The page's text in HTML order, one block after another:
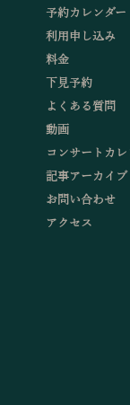
予約カレンダー
利用申し込み
料金
下見予約
よくある質問
動画
コンサートカレ
記事アーカイブ
お問い合わせ
アクセス